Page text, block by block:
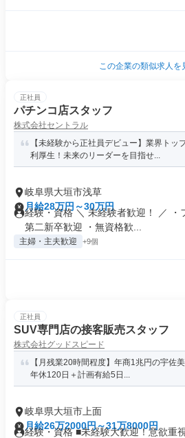
この企業の類似求人を
正社員
パチンコ店スタッフ
株式会社セントラル
【未経験から正社員デビュー】業界トッ
利厚生！未来のリーダーを目指せ...
岐阜県大垣市浅草
月給28万円～30万円
経験・資格 ＼ 未経験者歓迎！ ／ ・
第二新卒歓迎 ・無資格歓...
主婦・主夫歓迎 +9個
正社員
SUV専門店の接客販売スタッフ
株式会社グッドスピード
【月残業20時間程度】年商1兆円の宇佐
年休120日＋計画有給5日...
岐阜県大垣市上面
月給26万2000円～31万8000円
経験・資格 ■未経験大歓迎！意欲重